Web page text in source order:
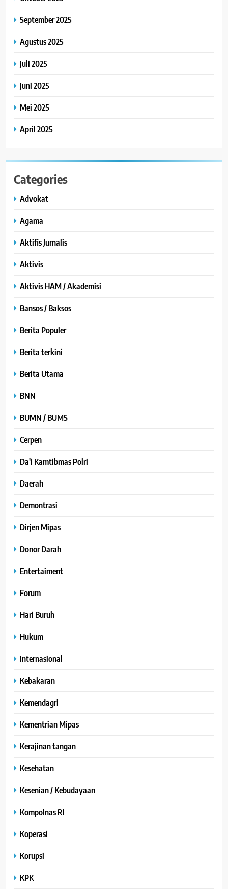
September 2025
Agustus 2025
Juli 2025
Juni 2025
Mei 2025
April 2025
Categories
Advokat
Agama
Aktifis Jurnalis
Aktivis
Aktivis HAM / Akademisi
Bansos / Baksos
Berita Populer
Berita terkini
Berita Utama
BNN
BUMN / BUMS
Cerpen
Da'i Kamtibmas Polri
Daerah
Demontrasi
Dirjen Mipas
Donor Darah
Entertaiment
Forum
Hari Buruh
Hukum
Internasional
Kebakaran
Kemendagri
Kementrian Mipas
Kerajinan tangan
Kesehatan
Kesenian / Kebudayaan
Kompolnas RI
Koperasi
Korupsi
KPK